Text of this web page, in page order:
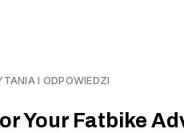
I ODPOWIEDZI
Your Fatbike